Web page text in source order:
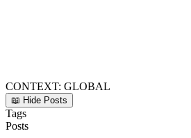
CONTEXT: GLOBAL
📖 Hide Posts
Tags
Posts